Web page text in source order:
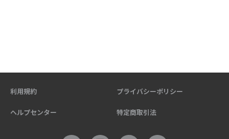
利用規約 プライバシーポリシー
ヘルプセンター 特定商取引法